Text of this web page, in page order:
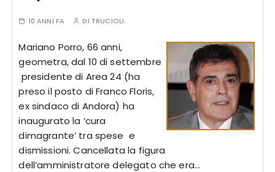
10 ANNI FA DI TRUCIOLI
Mariano Porro, 66 anni,
geometra, dal 10 di settembre
presidente di Area 24 (ha
preso il posto di Franco Floris,
ex sindaco di Andora) ha
inaugurato la ‘cura
dimagrante’ tra spese e
dismissioni. Cancellata la figura
dell’amministratore delegato che era…